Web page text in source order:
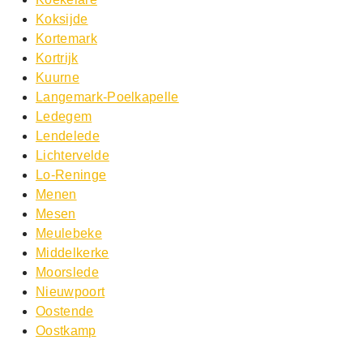
Koksijde
Kortemark
Kortrijk
Kuurne
Langemark-Poelkapelle
Ledegem
Lendelede
Lichtervelde
Lo-Reninge
Menen
Mesen
Meulebeke
Middelkerke
Moorslede
Nieuwpoort
Oostende
Oostkamp